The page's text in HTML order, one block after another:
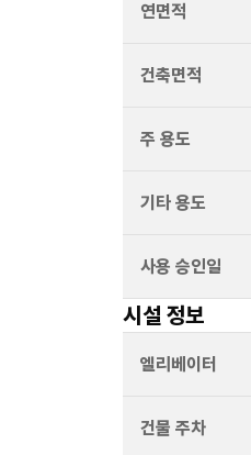
연면적
건축면적
주 용도
기타 용도
사용 승인일
시설 정보
엘리베이터
건물 주차